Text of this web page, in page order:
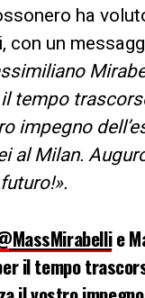
ha
con un
tempo
impegno
al Milan.
e
il tempo